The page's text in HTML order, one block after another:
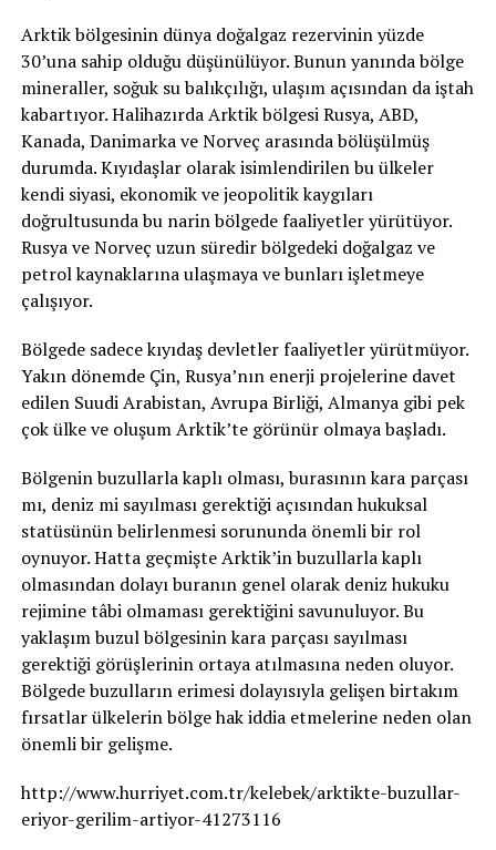
Arktik bölgesinin dünya doğalgaz rezervinin yüzde
30’una sahip olduğu düşünülüyor. Bunun yanında bölge
mineraller, soğuk su balıkçılığı, ulaşım açısından da iştah
kabartıyor. Halihazırda Arktik bölgesi Rusya, ABD,
Kanada, Danimarka ve Norveç arasında bölüşülmüş
durumda. Kıyıdaşlar olarak isimlendirilen bu ülkeler
kendi siyasi, ekonomik ve jeopolitik kaygıları
doğrultusunda bu narin bölgede faaliyetler yürütüyor.
Rusya ve Norveç uzun süredir bölgedeki doğalgaz ve
petrol kaynaklarına ulaşmaya ve bunları işletmeye
çalışıyor.
Bölgede sadece kıyıdaş devletler faaliyetler yürütmüyor.
Yakın dönemde Çin, Rusya’nın enerji projelerine davet
edilen Suudi Arabistan, Avrupa Birliği, Almanya gibi pek
çok ülke ve oluşum Arktik’te görünür olmaya başladı.
Bölgenin buzullarla kaplı olması, burasının kara parçası
mı, deniz mi sayılması gerektiği açısından hukuksal
statüsünün belirlenmesi sorununda önemli bir rol
oynuyor. Hatta geçmişte Arktik’in buzullarla kaplı
olmasından dolayı buranın genel olarak deniz hukuku
rejimine tâbi olmaması gerektiğini savunuluyor. Bu
yaklaşım buzul bölgesinin kara parçası sayılması
gerektiği görüşlerinin ortaya atılmasına neden oluyor.
Bölgede buzulların erimesi dolayısıyla gelişen birtakım
fırsatlar ülkelerin bölge hak iddia etmelerine neden olan
önemli bir gelişme.
http://www.hurriyet.com.tr/kelebek/arktikte-buzullar-
eriyor-gerilim-artiyor-41273116